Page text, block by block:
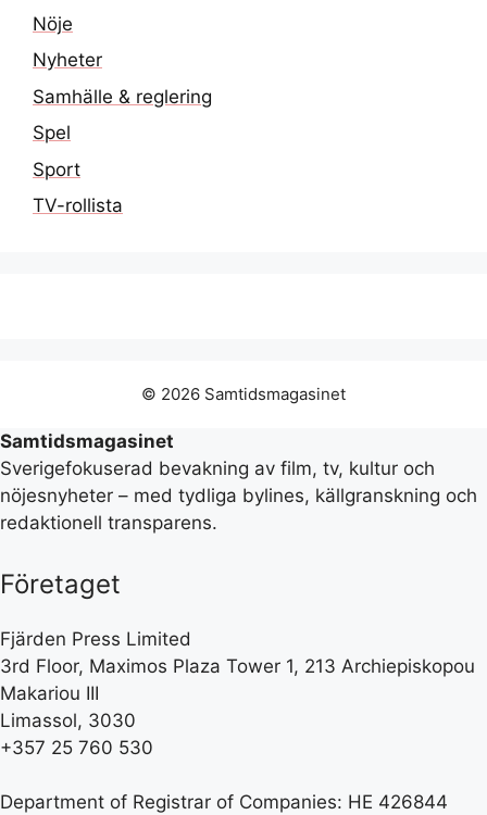
Nöje
Nyheter
Samhälle & reglering
Spel
Sport
TV-rollista
© 2026 Samtidsmagasinet
Samtidsmagasinet
Sverigefokuserad bevakning av film, tv, kultur och
nöjesnyheter – med tydliga bylines, källgranskning och
redaktionell transparens.
Företaget
Fjärden Press Limited
3rd Floor, Maximos Plaza Tower 1, 213 Archiepiskopou
Makariou III
Limassol, 3030
+357 25 760 530
Department of Registrar of Companies: HE 426844